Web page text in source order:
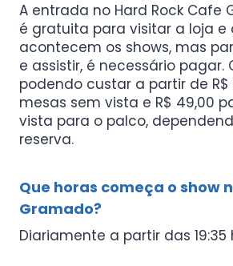
A entrada no Hard Rock Cafe
é gratuita para visitar a loja e
acontecem os shows, mas
e assistir, é necessário pagar.
podendo custar a partir de R$
mesas sem vista e R$ 49,00
vista para o palco,
reserva.
Que horas começa o show
Gramado?
Diariamente a partir das 19:35